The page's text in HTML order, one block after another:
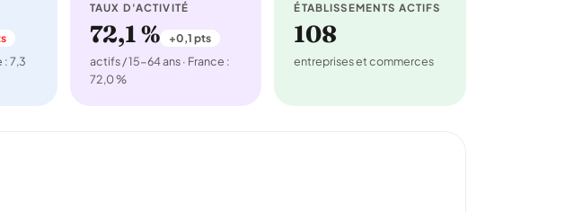
: 7,3
TAUX D'ACTIVITÉ
72,1 % +0,1 pts
actifs / 15-64 ans · France :
72,0 %
ÉTABLISSEMENTS ACTIFS
108
entreprises et commerces